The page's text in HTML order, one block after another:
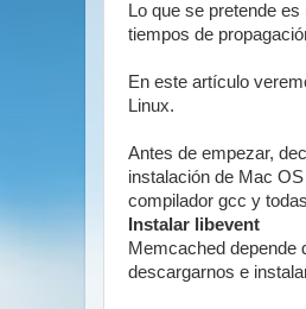
Lo que se pretende
tiempos de
En este artículo
Linux.
Antes de empezar,
instalación de Mac
compilador gcc y
Instalar libevent
Memcached depende
descargarnos e